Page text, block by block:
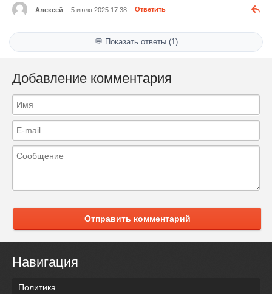
Алексей 5 июля 2025 17:38 Ответить
💬 Показать ответы (1)
Добавление комментария
Отправить комментарий
Навигация
Политика